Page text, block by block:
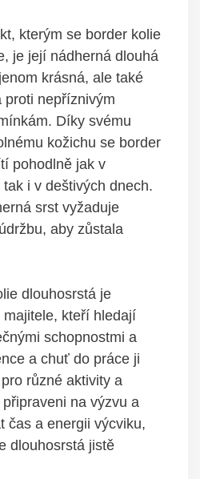
kterým se border kolie
je její nádherná dlouhá
krásná, ale také
proti nepříznivým
Díky svému
kožichu se border
pohodlně jak v
i v deštivých dnech.
srst vyžaduje
aby zůstala
dlouhosrstá je
kteří hledají
schopnostmi a
a chuť do práce ji
různé aktivity a
na výzvu a
čas a energii výcviku,
dlouhosrstá jistě